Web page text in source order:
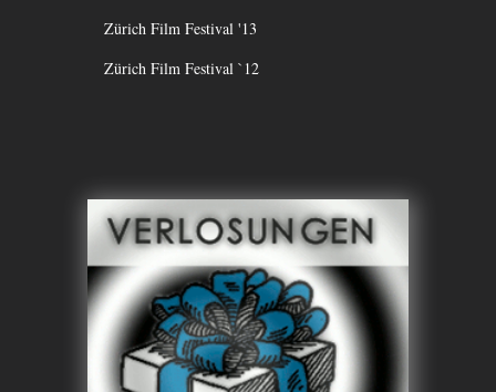
Zürich Film Festival '13
Zürich Film Festival `12